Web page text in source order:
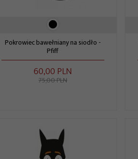
Pokrowiec bawełniany na siodło -
Pfiff
60,00 PLN
75,00 PLN